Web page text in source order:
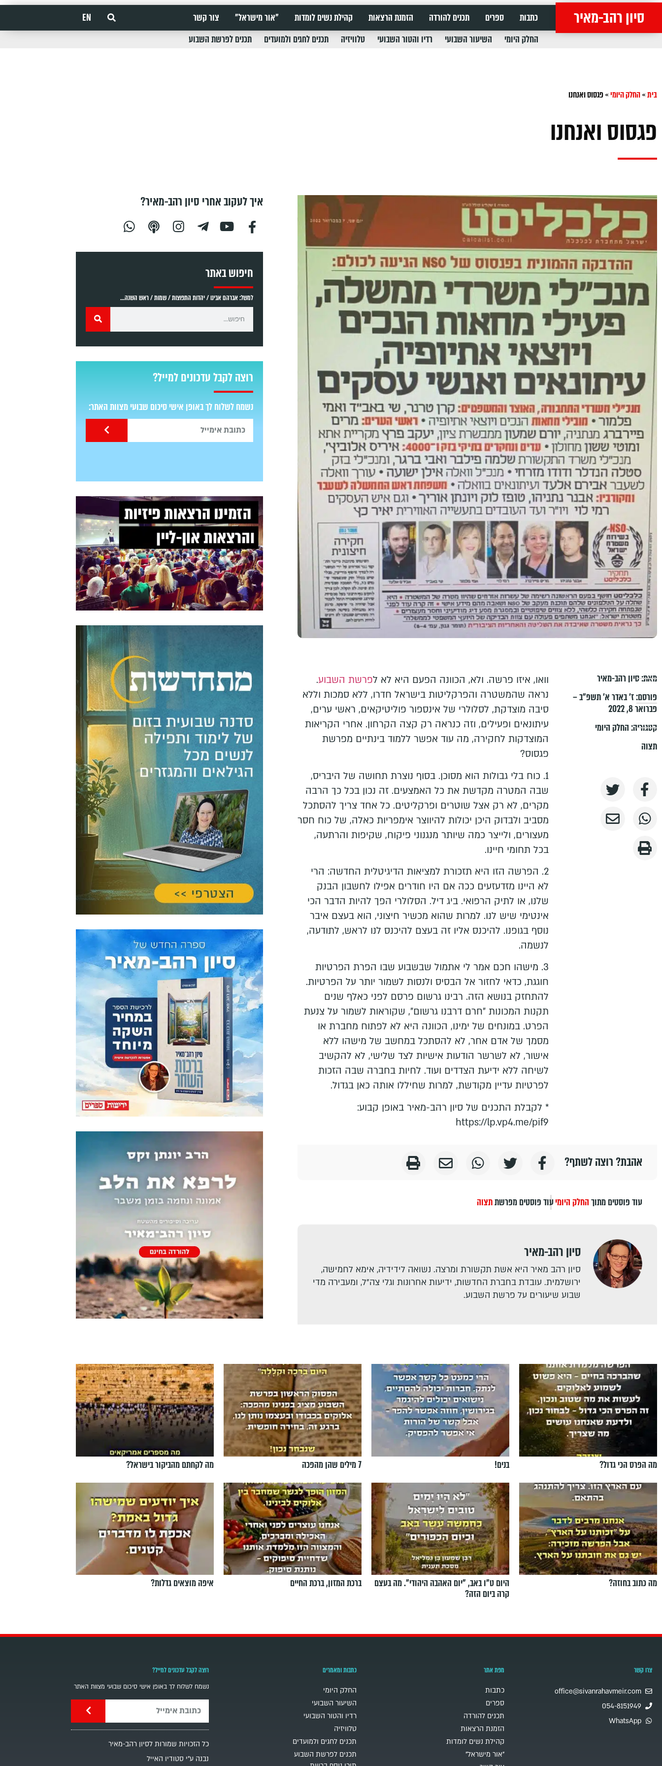
סיון רהב-מאיר כתבות ספרים תכנים להורדה הזמנת הרצאות קהילת נשים לומדות "אור מישראל" צור קשר
EN
החלק היומי
השיעור השבועי רדיו והטור השבועי טלוויזיה תכנים לחגים ולמועדים תכנים לפרשת השבוע
בית»החלק היומי»פגסוס ואנחנו
פגסוס ואנחנו
מאת:סיון רהב-מאיר
פורסם:ז׳ באדר א׳ תשפ״ב –
פברואר 8, 2022
קטגוריה:החלק היומי
תצוה
וואו, איזו פרשה. ולא, הכוונה הפעם היא לא לפרשת השבוע.
נראה שהמשטרה והפרקליטות בישראל חדרו, ללא סמכות וללא
סיבה מוצדקת, לסלולרי של אינספור פוליטיקאים, ראשי ערים,
עיתונאים ופעילים, וזה כנראה רק קצה הקרחון. אחרי הקריאות
המוצדקות לחקירה, מה עוד אפשר ללמוד בינתיים מפרשת
פגסוס?
1. כוח בלי גבולות הוא מסוכן. בסוף נוצרת תחושה של היבריס,
שבה המטרה מקדשת את כל האמצעים. זה נכון בכל כך הרבה
מקרים, לא רק אצל שוטרים ופרקליטים. כל אחד צריך להסתכל
מסביב ולבדוק היכן יכולות להיווצר אימפריות כאלה, של כוח חסר
מעצורים, ולייצר כמה שיותר מנגנוני פיקוח, שקיפות והרתעה,
בכל תחומי חיינו.
2. הפרשה הזו היא תזכורת למציאות הדיגיטלית החדשה: הרי
לא היינו מזדעזעים ככה אם היו חודרים אפילו לחשבון הבנק
שלנו, או לתיק הרפואי. ביג דיל. הסלולרי הפך להיות הדבר הכי
אינטימי שיש לנו. למרות שהוא מכשיר חיצוני, הוא בעצם איבר
נוסף בגופנו. להיכנס אליו זה בעצם להיכנס לנו לראש, לתודעה,
לנשמה.
3. מישהו חכם אמר לי אתמול שבשבוע שבו הפרת הפרטיות
חוגגת, כדאי לחזור אל הבסיס ולנסות לשמור יותר על הפרטיות.
להתחזק בנושא הזה. רבינו גרשום פרסם לפני כאלף שנים
תקנות המכונות "חרם דרבנו גרשום", שקוראות לשמור על צנעת
הפרט. במונחים של ימינו, הכוונה היא לא לפתוח מחברת או
מסמך של אדם אחר, לא להסתכל במחשב של מישהו ללא
אישור, לא לשרשר הודעות אישיות לצד שלישי, לא להקשיב
לשיחה ללא ידיעת הצדדים ועוד. לחיות בחברה שבה הזכות
לפרטיות עדיין מקודשת, למרות שחיללו אותה כאן בגדול.
* לקבלת התכנים של סיון רהב-מאיר באופן קבוע:
https://lp.vp4.me/pif9
אהבת? רוצה לשתף?
עוד פוסטים מתוךהחלק היומיעוד פוסטים מפרשתתצוה
סיון רהב-מאיר
סיון רהב מאיר היא אשת תקשורת ומרצה. נשואה לידידיה, אימא לחמישה,
ירושלמית. עובדת בחברת החדשות, ידיעות אחרונות וגלי צה"ל, ומעבירה מדי
שבוע שיעורים על פרשת השבוע.
איך לעקוב אחרי סיון רהב-מאיר?
חיפוש באתר
למשל: אברהם אבינו / יהדות התפוצות / שמות / ראש השנה...
רוצה לקבל עדכונים למייל?
נשמח לשלוח לך באופן אישי סיכום שבועי מצוות האתר:
מה הפרס הכי גדול? בנים! 7 מילים שהן מהפכה מה לקחתם מהביקור בישראל?
מה כתוב בחוזה?
היום ט"ו באב, ”יום האהבה היהודי". מה בעצם
קרה ביום הזה?
ברכת המזון, ברכת החיים איפה מוצאים גדלות?
צרו קשר
office@sivanrahavmeir.com
054-8151949
WhatsApp
מפת אתר
כתבות
ספרים
תכנים להורדה
הזמנת הרצאות
קהילת נשים לומדות
"אור מישראל"
כתבות ומאמרים
החלק היומי
השיעור השבועי
רדיו והטור השבועי
טלוויזיה
תכנים לחגים ולמועדים
תכנים לפרשת השבוע
רוצה לקבל עדכונים למייל?
נשמח לשלוח לך באופן אישי סיכום שבועי מצוות האתר
כל הזכויות שמורות לסיון רהב-מאיר
נבנה ע"י סטודיו האייל